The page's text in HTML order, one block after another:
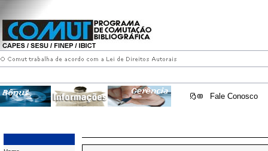
Fale Conosco